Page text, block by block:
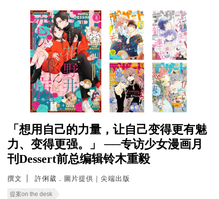
「想用自己的力量，让自己变得更有魅
力、变得更强。」 ──专访少女漫画月
刊Dessert前总编辑铃木重毅
撰文 許俐葳．圖片提供｜尖端出版
提案on the desk